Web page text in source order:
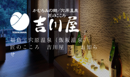
福島・穴原温泉（飯坂温泉）
匠のこころ 吉川屋 - お知ら
せ
! 吉川屋のコロナウイル